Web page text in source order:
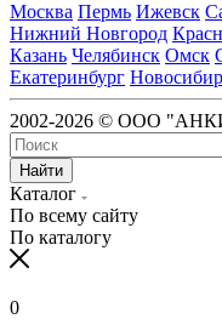
Москва Пермь Ижевск
Нижний Новгород
Казань Челябинск Омск
Екатеринбург
2002-2026 © ООО
Найти
Каталог
По всему сайту
По каталогу
0